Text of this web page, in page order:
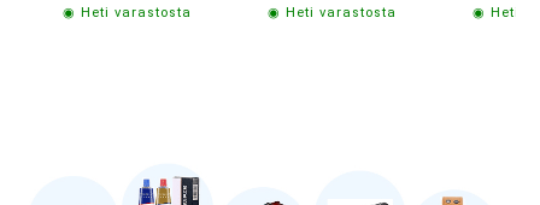
◉ Heti varastosta ◉ Heti varastosta ◉ Heti